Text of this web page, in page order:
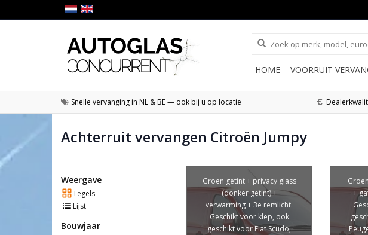
HOME VOORRUIT
Snelle vervanging in NL & BE — ook bij u op locatie
Achterruit vervangen Citroën Jumpy
Weergave
Tegels
Lijst
Bouwjaar
Groen getint + privacy glass
(donker getint) +
verwarming + 3e remlicht.
Geschikt voor klep, ook
geschikt voor Fiat Scudo,
+